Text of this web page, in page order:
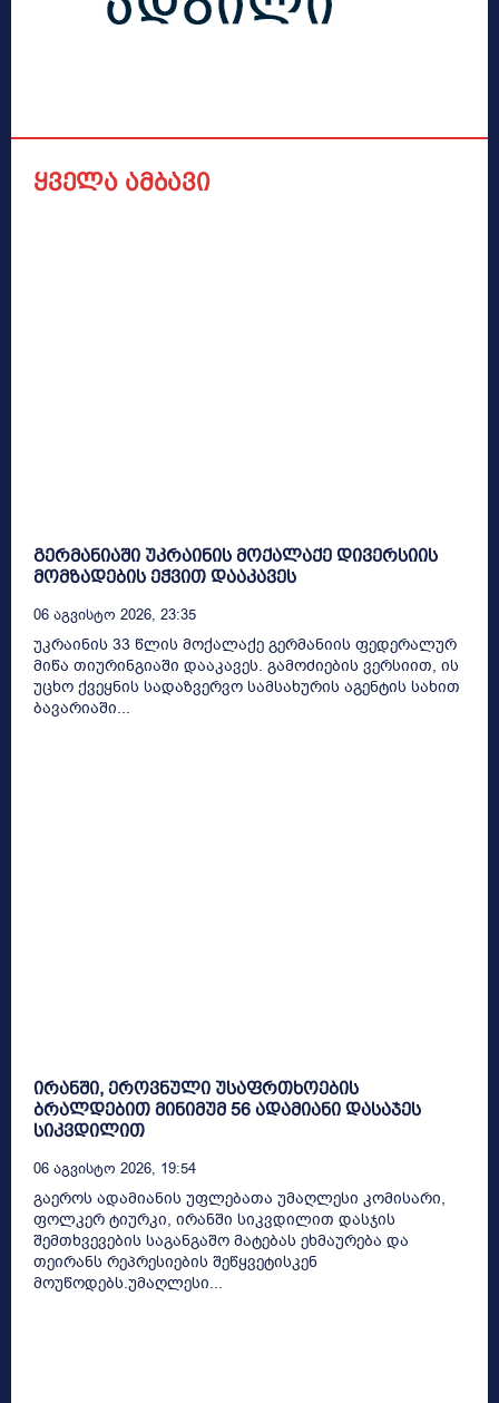
ყველა ამბავი
გერმანიაში უკრაინის მოქალაქე დივერსიის
მომზადების ეჭვით დააკავეს
06 Აგვისტო 2026, 23:35
უკრაინის 33 წლის მოქალაქე გერმანიის ფედერალურ
მიწა თიურინგიაში დააკავეს. გამოძიების ვერსიით, ის
უცხო ქვეყნის სადაზვერვო სამსახურის აგენტის სახით
ბავარიაში...
ირანში, ეროვნული უსაფრთხოების
ბრალდებით მინიმუმ 56 ადამიანი დასაჯეს
სიკვდილით
06 Აგვისტო 2026, 19:54
გაეროს ადამიანის უფლებათა უმაღლესი კომისარი,
ფოლკერ ტიურკი, ირანში სიკვდილით დასჯის
შემთხვევების საგანგაშო მატებას ეხმაურება და
თეირანს რეპრესიების შეწყვეტისკენ
მოუწოდებს.უმაღლესი...